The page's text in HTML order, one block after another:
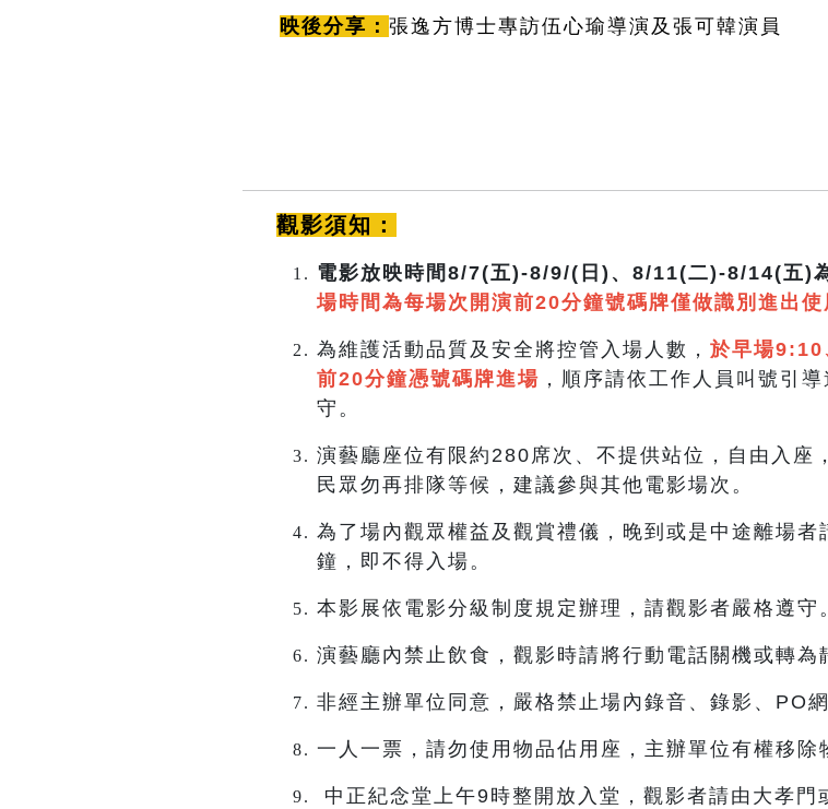
映後分享：張逸方博士專訪伍心瑜導演及張可韓演員
觀影須知：
電影放映時間8/7(五)-8/9/(日)、8/11(二)-8/14(五)
場時間為每場次開演前20分鐘號碼牌僅做識別進出使
為維護活動品質及安全將控管入場人數， 於早場9:10
前20分鐘憑號碼牌進場 ，順序請依工作人員叫號引
守。
演藝廳座位有限約280席次、不提供站位，自由入座
民眾勿再排隊等候，建議參與其他電影場次。
為了場內觀眾權益及觀賞禮儀，晚到或是中途離場
鐘，即不得入場。
本影展依電影分級制度規定辦理，請觀影者嚴格遵守
演藝廳內禁止飲食，觀影時請將行動電話關機或轉為
非經主辦單位同意，嚴格禁止場內錄音、錄影、PO網
一人一票，請勿使用物品佔用座，主辦單位有權移除
中正紀念堂上午9時整開放入堂，觀影者請由大孝門